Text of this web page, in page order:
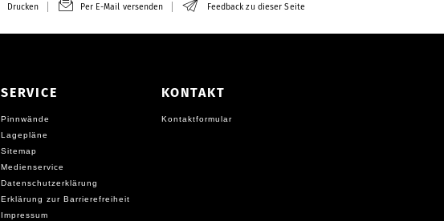
Drucken Per E-Mail versenden Feedback zu dieser Seite
SERVICE
Pinnwände
Lagepläne
Sitemap
Medienservice
Datenschutzerklärung
Erklärung zur Barrierefreiheit
Impressum
KONTAKT
Kontaktformular